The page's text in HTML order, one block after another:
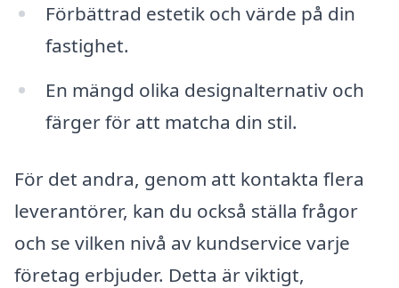
Förbättrad estetik och värde på din
fastighet.
En mängd olika designalternativ och
färger för att matcha din stil.
För det andra, genom att kontakta flera
leverantörer, kan du också ställa frågor
och se vilken nivå av kundservice varje
företag erbjuder. Detta är viktigt,